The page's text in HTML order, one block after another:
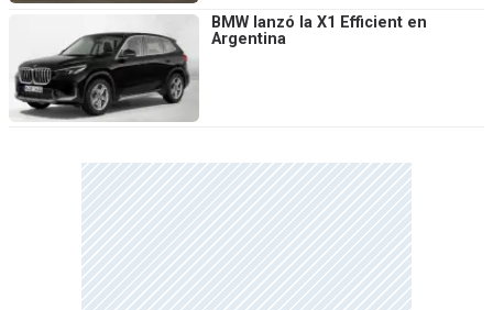
BMW lanzó la X1 Efficient en
Argentina